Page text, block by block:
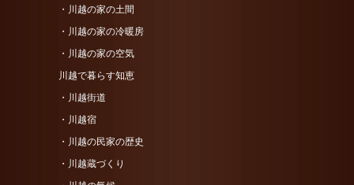
・川越の家の土間
・川越の家の冷暖房
・川越の家の空気
川越で暮らす知恵
・川越街道
・川越宿
・川越の民家の歴史
・川越蔵づくり